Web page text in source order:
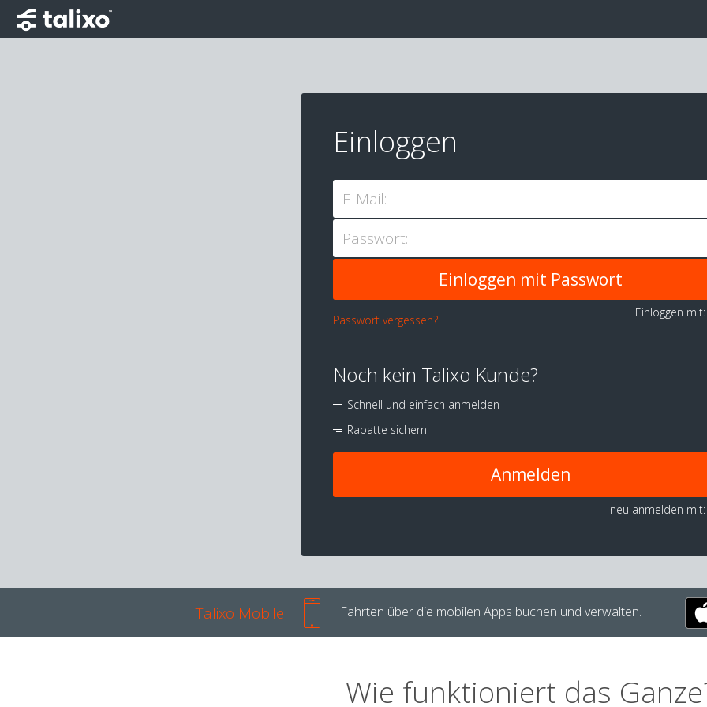
Einloggen
E-Mail:
Passwort:
Passwort vergessen?
Einloggen
Noch kein Talixo Kunde?
Schnell und einfach anmelden
Rabatte sichern
Anmelden
neu anmelden mit:
Talixo Mobile Fahrten über die mobilen Apps buchen und verwalten.
Wie funktioniert das